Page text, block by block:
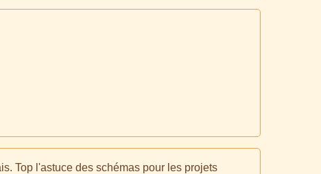
Top l'astuce des schémas pour les projets